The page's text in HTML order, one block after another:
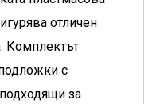
отличен
Комплектът
с
за